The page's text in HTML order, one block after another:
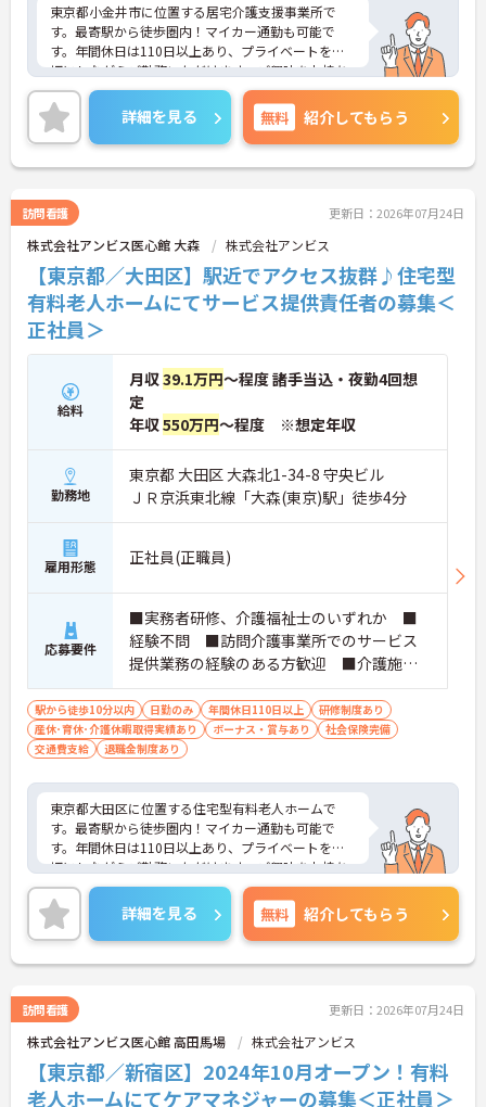
【医療に強いケアマネジャーとして成長できます】
・施設内には看護師が24時間常駐。医療職や介護職
など多職種が密に連携しており、安心で質の高いケ
アを提供しています
・ケアマネジャーの資格更新にかかる費用は会社が
補助する制度があり、働きながらのスキルアップを
全面的に応援します
と支援に取り組めます
東京都小金井市に位置する居宅介護支援事業所で
す。最寄駅から徒歩圏内！マイカー通勤も可能で
す。年間休日は110日以上あり、プライベートを大
切にしながらご勤務いただけます。ご興味をお持ち
の方はお気軽にお問い合わせください。
詳細を見る 無料 紹介してもらう
訪問看護 更新日：2026年07月24日
株式会社アンビス医心館 大森 株式会社アンビス
【東京都／大田区】駅近でアクセス抜群♪住宅型
有料老人ホームにてサービス提供責任者の募集＜
正社員＞
給料
月収39.1万円～程度 諸手当込・夜勤4回想
定
年収550万円～程度 ※想定年収
勤務地
東京都 大田区 大森北1-34-8 守央ビル
ＪＲ京浜東北線「大森(東京)駅」徒歩4分
雇用形態 正社員(正職員)
応募要件
■実務者研修、介護福祉士のいずれか ■
経験不問 ■訪問介護事業所でのサービス
提供業務の経験のある方歓迎 ■介護施設
で管理者の経験をお持ちの方歓迎
駅から徒歩10分以内 日勤のみ 年間休日110日以上
研修制度あり
産休･育休･介護休暇取得実績あり
ボーナス・賞与あり
社会保険完備
交通費支給
退職金制度あり
東京都大田区に位置する住宅型有料老人ホームで
す。最寄駅から徒歩圏内！マイカー通勤も可能で
す。年間休日は110日以上あり、プライベートを大
切にしながらご勤務いただけます。ご興味をお持ち
の方はお気軽にお問い合わせください。
詳細を見る 無料 紹介してもらう
訪問看護 更新日：2026年07月24日
株式会社アンビス医心館 高田馬場 株式会社アンビス
【東京都／新宿区】2024年10月オープン！有料
老人ホームにてケアマネジャーの募集＜正社員＞